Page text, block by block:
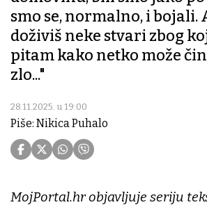
smo se, normalno, i bojali.
doživiš neke stvari zbog
pitam kako netko može
zlo..."
28.11.2025. u 19:00
Piše: Nikica Puhalo
MojPortal.hr objavljuje seriju